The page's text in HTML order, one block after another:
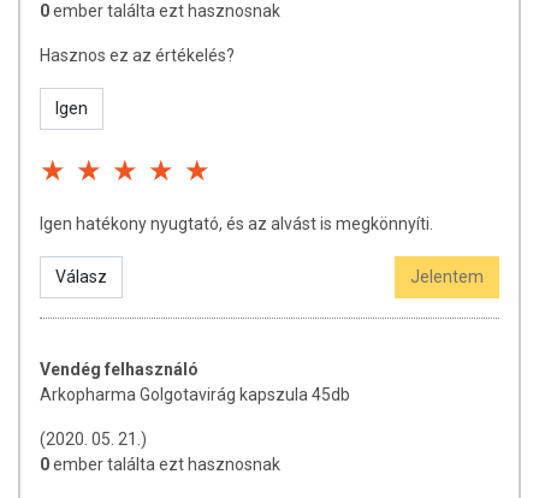
0ember találta ezt hasznosnak
Hasznos ez az értékelés?
Igen
Igen hatékony nyugtató, és az alvást is megkönnyíti.
Válasz Jelentem
Vendég felhasználó
Arkopharma Golgotavirág kapszula 45db
(2020. 05. 21.)
0ember találta ezt hasznosnak